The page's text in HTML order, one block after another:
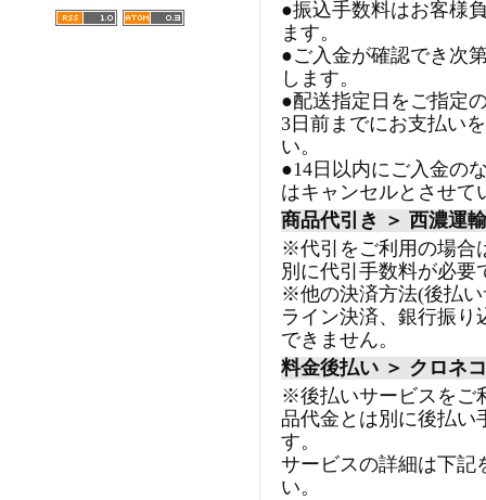
●振込手数料はお客様
ます。
●ご入金が確認でき次
します。
●配送指定日をご指定
3日前までにお支払い
い。
●14日以内にご入金の
はキャンセルとさせて
商品代引き ＞ 西濃運輸
※代引をご利用の場合
別に代引手数料が必要
※他の決済方法(後払
ライン決済、銀行振り
できません。
料金後払い ＞ クロネ
※後払いサービスをご
品代金とは別に後払い
す。
サービスの詳細は下記
い。